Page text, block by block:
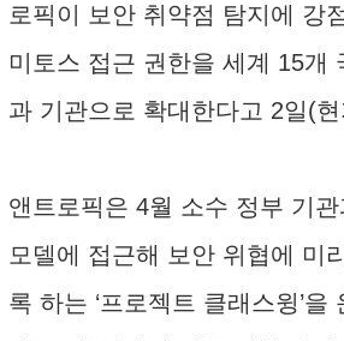
로픽이 보안 취약점 탐지에 강
미토스 접근 권한을 세계 15개
과 기관으로 확대한다고 2일(
앤트로픽은 4월 소수 정부 기
모델에 접근해 보안 위협에 미
록 하는 ‘프로젝트 클래스윙’을